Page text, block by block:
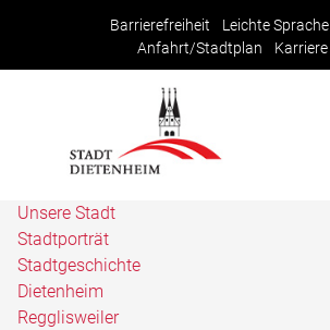
Barrierefreiheit Leichte Sprache
Anfahrt/Stadtplan
Karriere
Unsere Stadt
Stadtporträt
Stadtgeschichte
Dietenheim
Regglisweiler